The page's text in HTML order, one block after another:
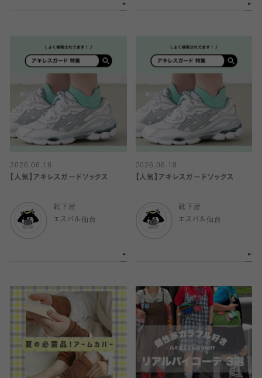
2026.06.18
【人気】アキレスガードソックス
靴下屋
エスパル仙台
2026.06.18
【人気】アキレスガードソックス
靴下屋
エスパル仙台